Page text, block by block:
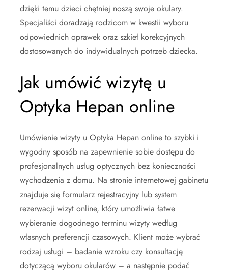
dzięki temu dzieci chętniej noszą swoje okulary.
Specjaliści doradzają rodzicom w kwestii wyboru
odpowiednich oprawek oraz szkieł korekcyjnych
dostosowanych do indywidualnych potrzeb dziecka.
Jak umówić wizytę u
Optyka Hepan online
Umówienie wizyty u Optyka Hepan online to szybki i
wygodny sposób na zapewnienie sobie dostępu do
profesjonalnych usług optycznych bez konieczności
wychodzenia z domu. Na stronie internetowej gabinetu
znajduje się formularz rejestracyjny lub system
rezerwacji wizyt online, który umożliwia łatwe
wybieranie dogodnego terminu wizyty według
własnych preferencji czasowych. Klient może wybrać
rodzaj usługi – badanie wzroku czy konsultację
dotyczącą wyboru okularów – a następnie podać